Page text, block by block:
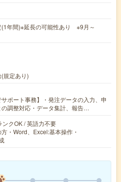
年間)※延長の可能性あり ※9月～
規定あり)
サポート事務】・発注データの入力、申
調整対応・データ集計、報告…
クOK / 英語力不要
・Word、Excel:基本操作・